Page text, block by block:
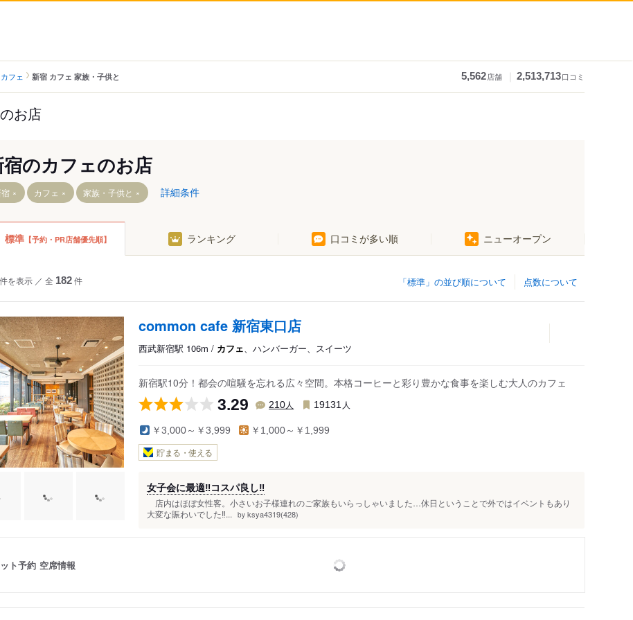
フェ 新宿 カフェ 家族・子供と 5,562店舗 2,513,713口コミ
お店
駅
丁目駅
宿駅
宿のカフェのお店
カフェ 家族・子供と 詳細条件
標準 【予約・PR店舗優先順】 ランキング 口コミが多い順 ニューオープン
点数について
「標準」の並び順について
件を表示 ／ 全 182件
common cafe 新宿東口店
西武新宿駅 106m / カフェ、ハンバーガー、スイーツ
新宿駅10分！都会の喧騒を忘れる広々空間。本格コーヒーと彩り豊かな食事を楽しむ大人のカフェ
3.29 210人 19131 人
￥3,000～￥3,999 ￥1,000～￥1,999
貯まる・使える
女子会に最適‼︎コスパ良し‼︎
店内はほぼ女性客。小さいお子様連れのご家族もいらっしゃいました…休日ということで外ではイベントもあり
大変な賑わいでした‼︎...
by ksya4319(428)
ト予約 空席情報